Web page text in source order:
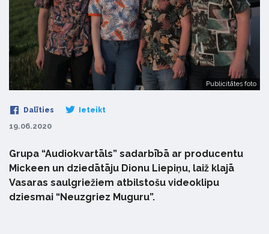
Publicitātes foto
Dalīties Ieteikt
19.06.2020
Grupa “Audiokvartāls” sadarbībā ar producentu
Mickeen un dziedātāju Dionu Liepiņu, laiž klajā
Vasaras saulgriežiem atbilstošu videoklipu
dziesmai “Neuzgriez Muguru”.